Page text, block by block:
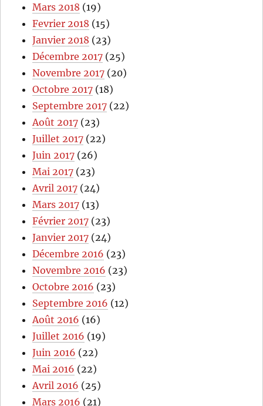
Mars 2018 (19)
Fevrier 2018 (15)
Janvier 2018 (23)
Décembre 2017 (25)
Novembre 2017 (20)
Octobre 2017 (18)
Septembre 2017 (22)
Août 2017 (23)
Juillet 2017 (22)
Juin 2017 (26)
Mai 2017 (23)
Avril 2017 (24)
Mars 2017 (13)
Février 2017 (23)
Janvier 2017 (24)
Décembre 2016 (23)
Novembre 2016 (23)
Octobre 2016 (23)
Septembre 2016 (12)
Août 2016 (16)
Juillet 2016 (19)
Juin 2016 (22)
Mai 2016 (22)
Avril 2016 (25)
Mars 2016 (21)